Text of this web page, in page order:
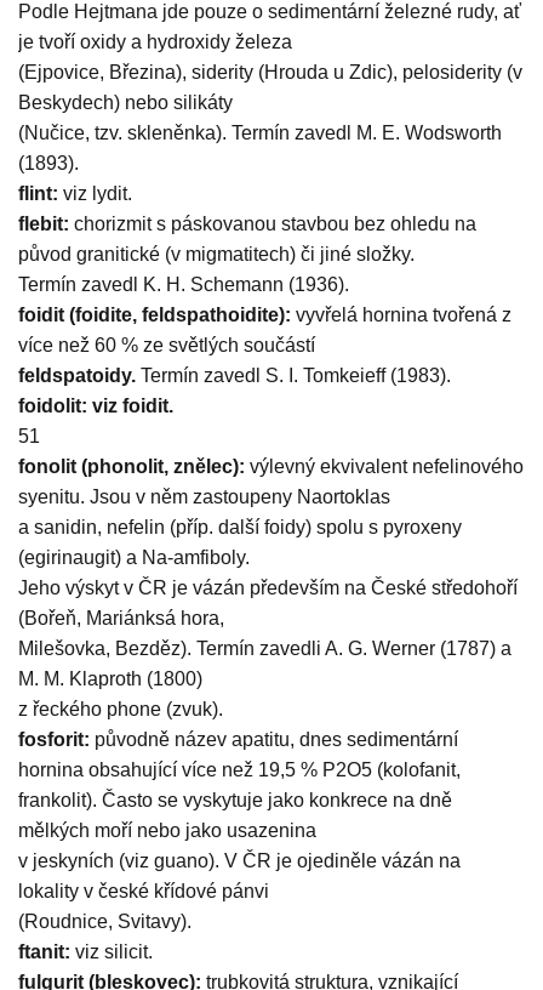
Podle Hejtmana jde pouze o sedimentární železné rudy, ať
je tvoří oxidy a hydroxidy železa
(Ejpovice, Březina), siderity (Hrouda u Zdic), pelosiderity (v
Beskydech) nebo silikáty
(Nučice, tzv. skleněnka). Termín zavedl M. E. Wodsworth
(1893).
flint: viz lydit.
flebit: chorizmit s páskovanou stavbou bez ohledu na
původ granitické (v migmatitech) či jiné složky.
Termín zavedl K. H. Schemann (1936).
foidit (foidite, feldspathoidite): vyvřelá hornina tvořená z
více než 60 % ze světlých součástí
feldspatoidy. Termín zavedl S. I. Tomkeieff (1983).
foidolit: viz foidit.
51
fonolit (phonolit, znělec): výlevný ekvivalent nefelinového
syenitu. Jsou v něm zastoupeny Naortoklas
a sanidin, nefelin (příp. další foidy) spolu s pyroxeny
(egirinaugit) a Na-amfiboly.
Jeho výskyt v ČR je vázán především na České středohoří
(Bořeň, Mariánksá hora,
Milešovka, Bezděz). Termín zavedli A. G. Werner (1787) a
M. M. Klaproth (1800)
z řeckého phone (zvuk).
fosforit: původně název apatitu, dnes sedimentární
hornina obsahující více než 19,5 % P2O5 (kolofanit,
frankolit). Často se vyskytuje jako konkrece na dně
mělkých moří nebo jako usazenina
v jeskyních (viz guano). V ČR je ojediněle vázán na
lokality v české křídové pánvi
(Roudnice, Svitavy).
ftanit: viz silicit.
fulgurit (bleskovec): trubkovitá struktura, vznikající